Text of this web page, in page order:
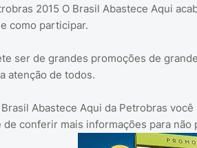
2015 O Brasil Abastece Aqui
como participar.
ser de grandes promoções de
atenção de todos.
Brasil Abastece Aqui da Petrobras
de conferir mais informações para